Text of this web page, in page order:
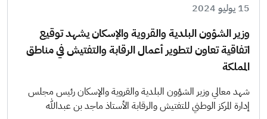
15 يوليو 2024
وزير الشؤون البلدية والقروية والإسكان يشهد توقيع
اتفاقية تعاون لتطوير أعمال الرقابة والتفتيش في مناطق
المملكة
شهد معالي وزير الشؤون البلدية والقروية والإسكان رئيس مجلس
إدارة المركز الوطني للتفتيش والرقابة الأستاذ ماجد بن عبدالله